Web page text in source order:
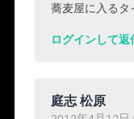
蕎麦屋に入るタ
ログインして返
庭志 松原